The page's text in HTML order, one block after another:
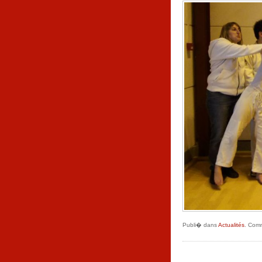
Publi� dansActualités